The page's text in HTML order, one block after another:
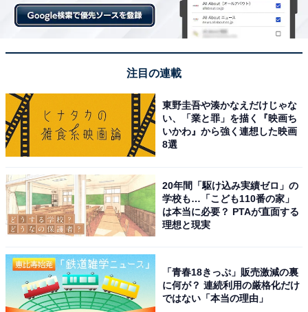
注目の連載
東野圭吾や湊かなえだけじゃな
い、「業と罪」を描く『映画ち
いかわ』から強く連想した映画
8選
20年間「駆け込み実績ゼロ」の
学校も…「こども110番の家」
は本当に必要？ PTAが直面する
理想と現実
「青春18きっぷ」販売激減の裏
に何が？ 連続利用の厳格化だけ
ではない「本当の理由」